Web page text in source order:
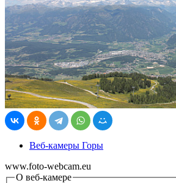
Веб-камеры Горы
www.foto-webcam.eu
О веб-камере